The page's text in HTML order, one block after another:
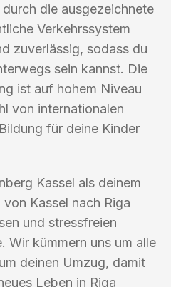
die ausgezeichnete
Verkehrssystem
zuverlässig, sodass du
sein kannst. Die
ist auf hohem Niveau
von internationalen
für deine Kinder
Kassel als deinem
Kassel nach Riga
und stressfreien
Wir kümmern uns um alle
deinen Umzug, damit
Leben in Riga